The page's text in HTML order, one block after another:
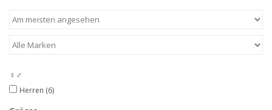
Home
Stores
Marken
♀♂
Herren (6)